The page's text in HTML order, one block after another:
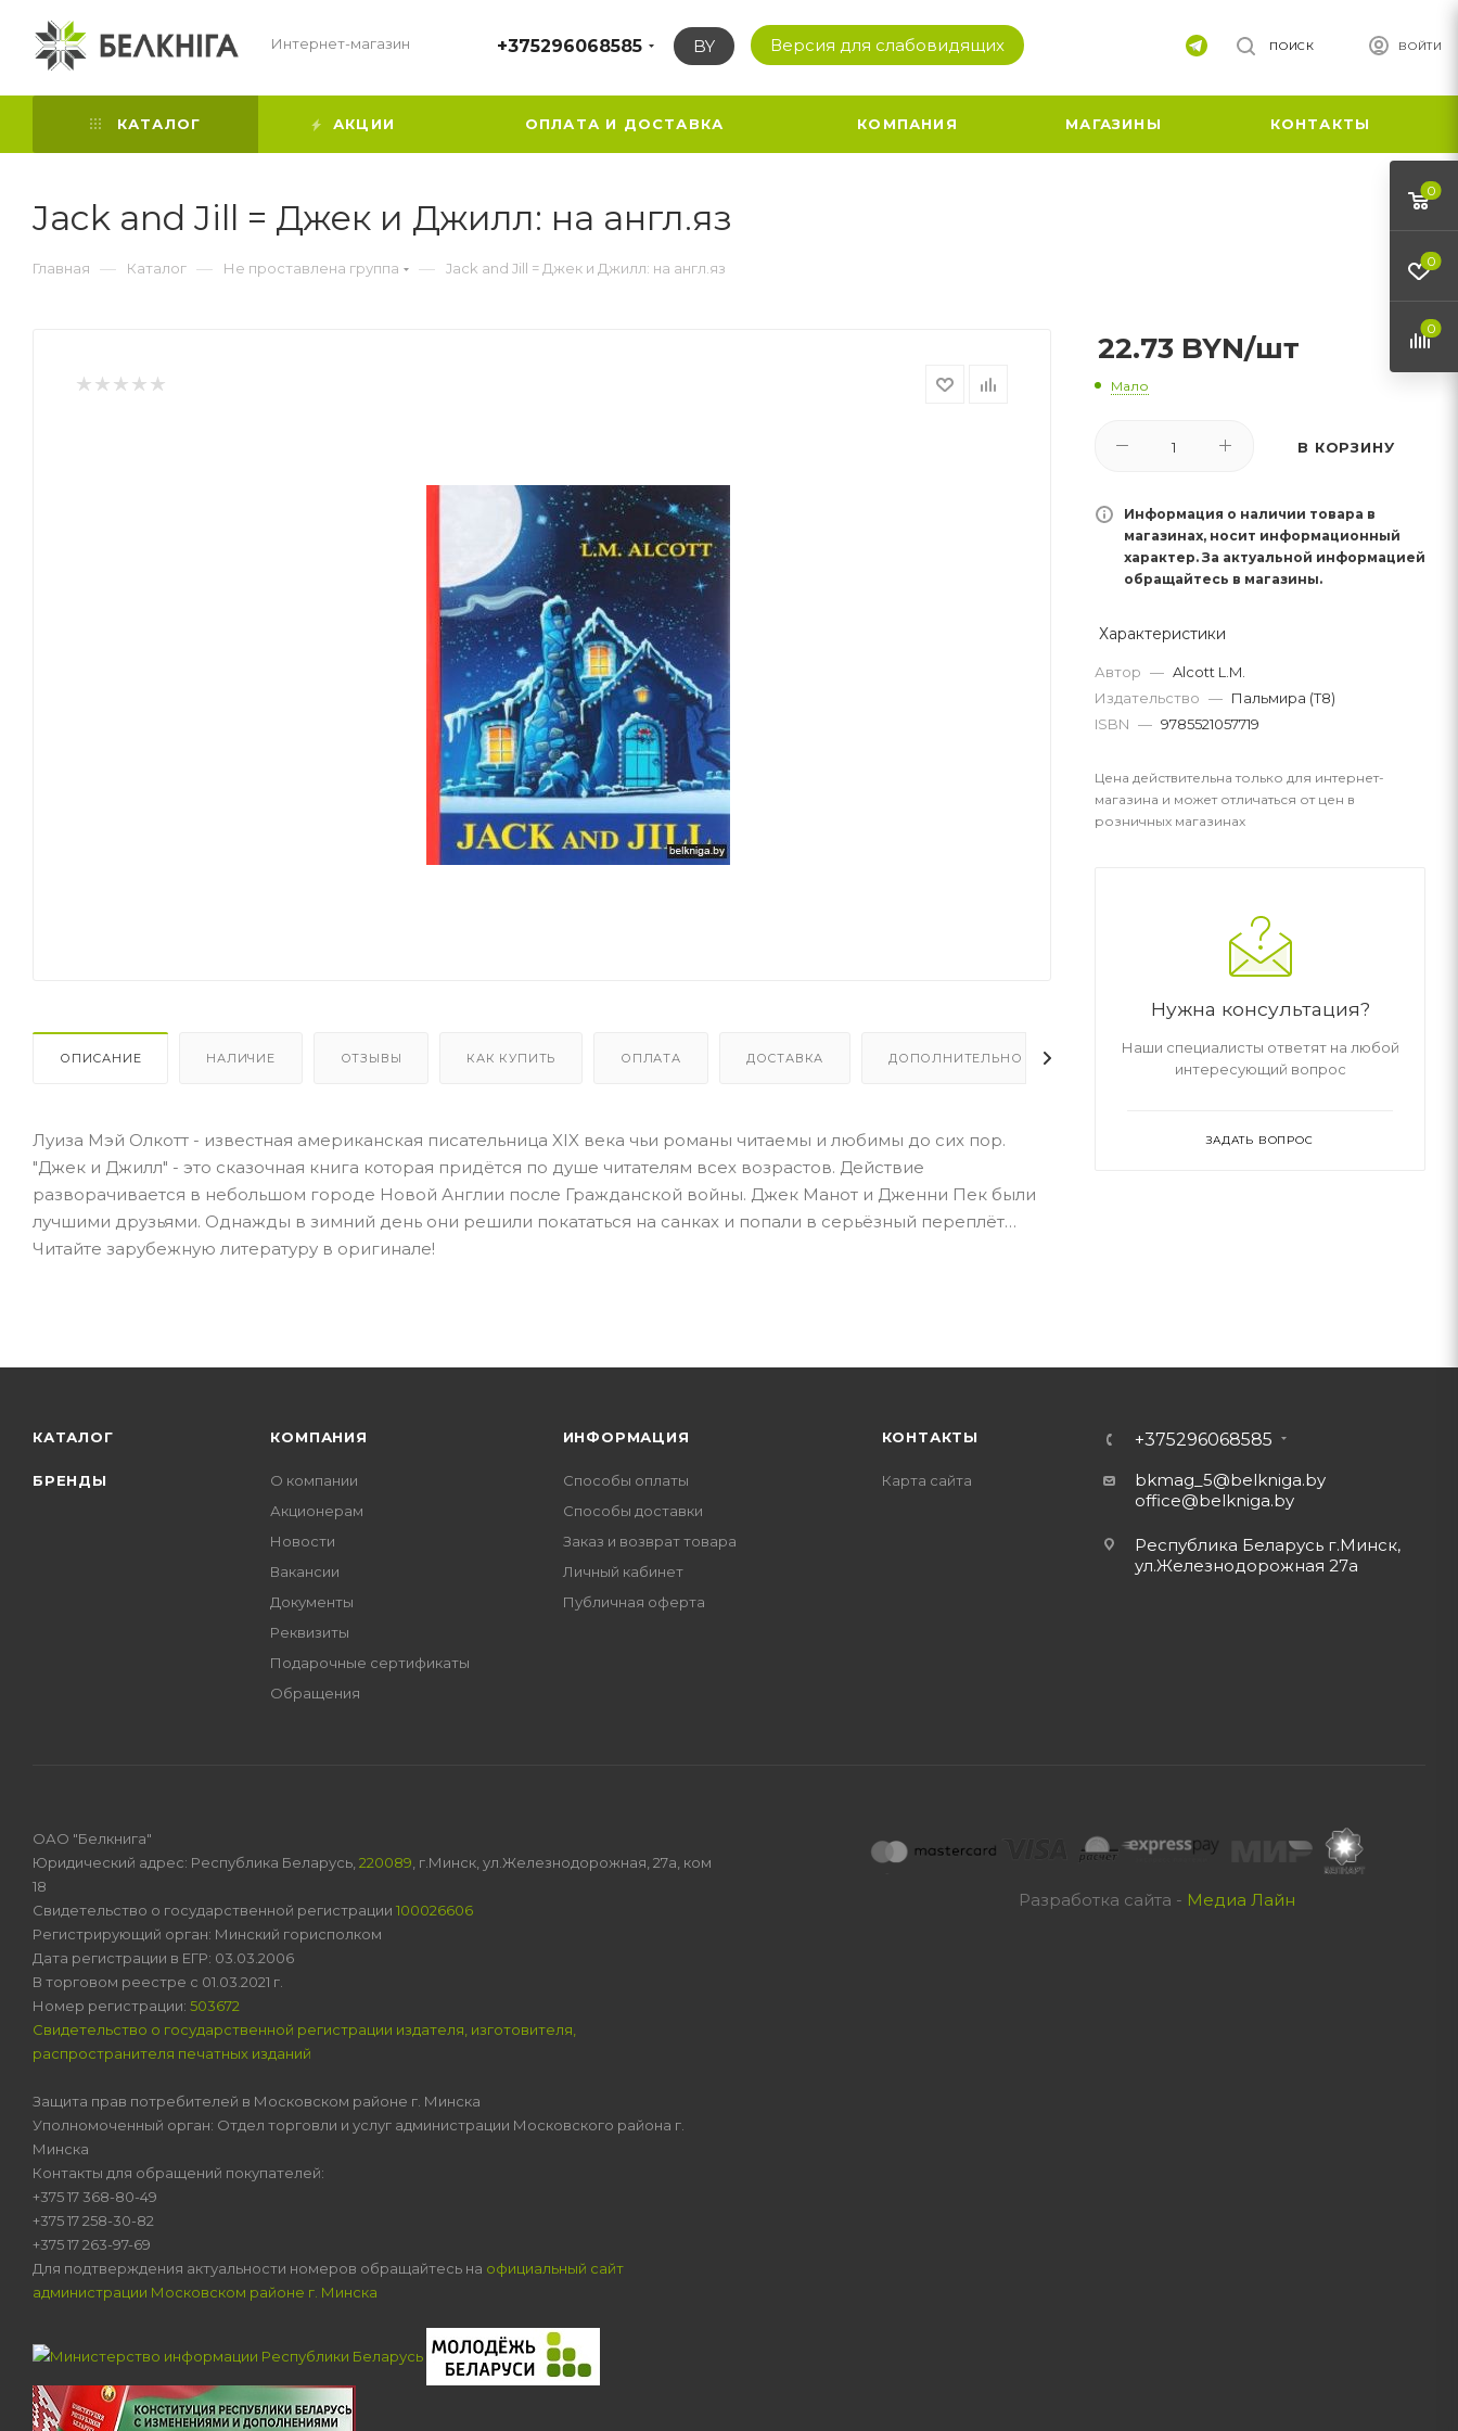
Интернет-магазин +375296068585 BY Версия для слабовидящих ВОЙТИ
ПОИСК
КАТАЛОГ АКЦИИ ОПЛАТА И ДОСТАВКА КОМПАНИЯ МАГАЗИНЫ КОНТАКТЫ
Jack and Jill = Джек и Джилл: на англ.яз
Главная — Каталог — Не проставлена группа — Jack and Jill = Джек и Джилл: на англ.яз
ОПИСАНИЕ НАЛИЧИЕ ОТЗЫВЫ КАК КУПИТЬ ОПЛАТА ДОСТАВКА ДОПОЛНИТЕЛЬНО
Луиза Мэй Олкотт - известная американская писательница XIX века чьи романы читаемы и любимы до сих пор.
"Джек и Джилл" - это сказочная книга которая придётся по душе читателям всех возрастов. Действие
разворачивается в небольшом городе Новой Англии после Гражданской войны. Джек Манот и Дженни Пек были
лучшими друзьями. Однажды в зимний день они решили покататься на санках и попали в серьёзный переплёт…
Читайте зарубежную литературу в оригинале!
22.73 BYN/шт
Мало
В КОРЗИНУ
Информация о наличии товара в
магазинах, носит информационный
характер. За актуальной информацией
обращайтесь в магазины.
Характеристики
Автор — Alcott L.M.
Издательство — Пальмира (Т8)
ISBN — 9785521057719
Цена действительна только для интернет-
магазина и может отличаться от цен в
розничных магазинах
Нужна консультация?
Наши специалисты ответят на любой
интересующий вопрос
ЗАДАТЬ ВОПРОС
КАТАЛОГ
БРЕНДЫ
КОМПАНИЯ
О компании
Акционерам
Новости
Вакансии
Документы
Реквизиты
Подарочные сертификаты
Обращения
ИНФОРМАЦИЯ
Способы оплаты
Способы доставки
Заказ и возврат товара
Личный кабинет
Публичная оферта
КОНТАКТЫ
Карта сайта
+375296068585
bkmag_5@belkniga.by
office@belkniga.by
Республика Беларусь г.Минск,
ул.Железнодорожная 27а
Разработка сайта - Медиа Лайн
ОАО "Белкнига"
Юридический адрес: Республика Беларусь, 220089 , г.Минск, ул.Железнодорожная, 27а, ком
18
Свидетельство о государственной регистрации 100026606
Регистрирующий орган: Минский горисполком
Дата регистрации в ЕГР: 03.03.2006
В торговом реестре с 01.03.2021 г.
Номер регистрации: 503672
Свидетельство о государственной регистрации издателя, изготовителя,
распространителя печатных изданий
Защита прав потребителей в Московском районе г. Минска
Уполномоченный орган: Отдел торговли и услуг администрации Московского района г.
Минска
Контакты для обращений покупателей:
+375 17 368-80-49
+375 17 258-30-82
+375 17 263-97-69
Для подтверждения актуальности номеров обращайтесь на официальный сайт
администрации Московском районе г. Минска
0
0
0